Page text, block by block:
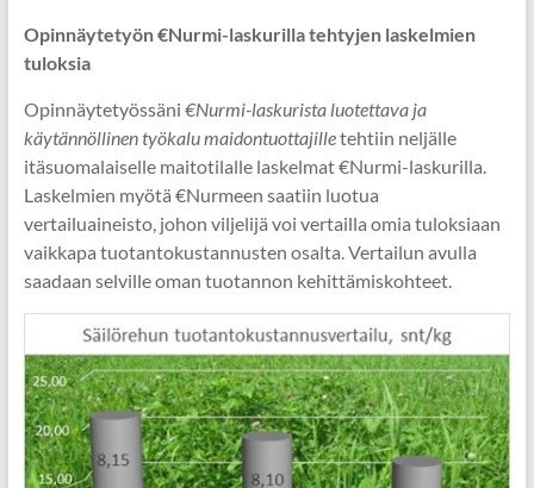
Opinnäytetyön €Nurmi-laskurilla tehtyjen laskelmien
tuloksia
Opinnäytetyössäni €Nurmi-laskurista luotettava ja
käytännöllinen työkalu maidontuottajilletehtiin neljälle
itäsuomalaiselle maitotilalle laskelmat €Nurmi-laskurilla.
Laskelmien myötä €Nurmeen saatiin luotua
vertailuaineisto, johon viljelijä voi vertailla omia tuloksiaan
vaikkapa tuotantokustannusten osalta. Vertailun avulla
saadaan selville oman tuotannon kehittämiskohteet.